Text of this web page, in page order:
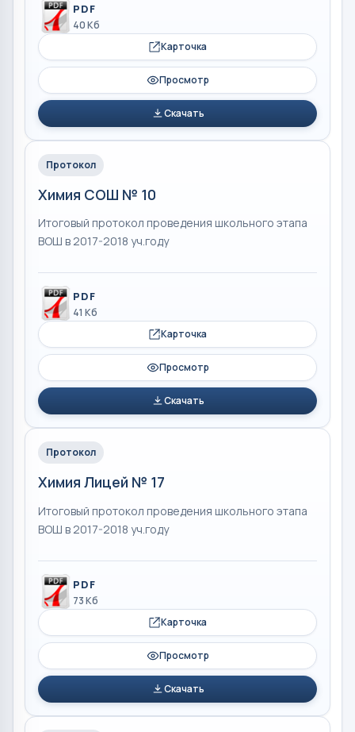
PDF
40 Кб
Карточка
Просмотр
Скачать
Протокол
Химия СОШ № 10
Итоговый протокол проведения школьного этапа
ВОШ в 2017-2018 уч.году
PDF
41 Кб
Карточка
Просмотр
Скачать
Протокол
Химия Лицей № 17
Итоговый протокол проведения школьного этапа
ВОШ в 2017-2018 уч.году
PDF
73 Кб
Карточка
Просмотр
Скачать